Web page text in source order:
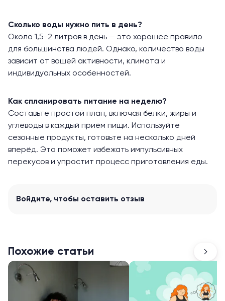
Сколько воды нужно пить в день?
Около 1,5-2 литров в день — это хорошее правило
для большинства людей. Однако, количество воды
зависит от вашей активности, климата и
индивидуальных особенностей.
Как спланировать питание на неделю?
Составьте простой план, включая белки, жиры и
углеводы в каждый приём пищи. Используйте
сезонные продукты, готовьте на несколько дней
вперёд. Это поможет избежать импульсивных
перекусов и упростит процесс приготовления еды.
Войдите, чтобы оставить отзыв
Похожие статьи